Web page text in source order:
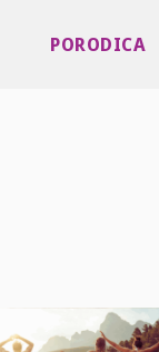
PORODICA